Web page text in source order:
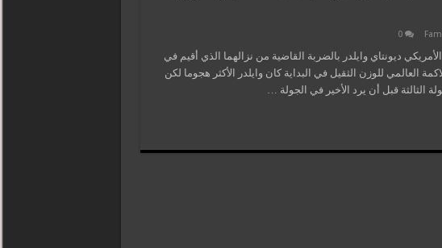
0
ديونتاي وايلدر بالضربة القاضية من نزالهما الذي أقيم في
العالمي للوزن الثقيل في البداية كان وايلدر الأكثر هجوما لكن
قبل أن يرد الأخير في الجولة …